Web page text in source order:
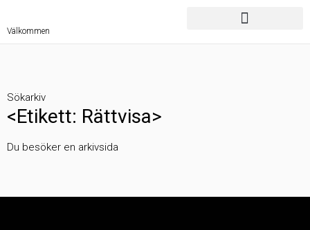
Välkommen
Sökarkiv
<Etikett: Rättvisa>
Du besöker en arkivsida